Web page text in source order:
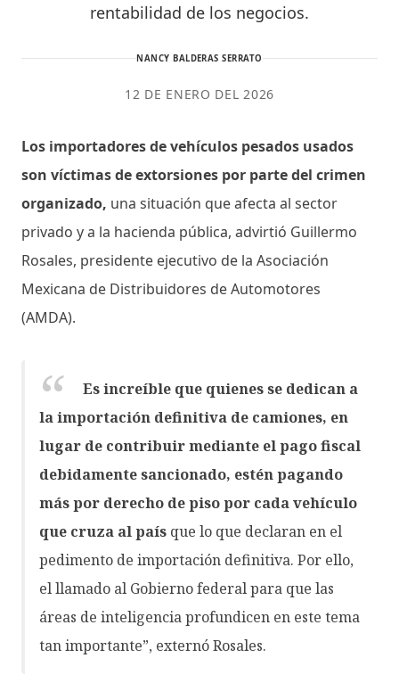
rentabilidad de los negocios.
NANCY BALDERAS SERRATO
12 DE ENERO DEL 2026
Los importadores de vehículos pesados usados
son víctimas de extorsiones por parte del crimen
organizado, una situación que afecta al sector
privado y a la hacienda pública, advirtió Guillermo
Rosales, presidente ejecutivo de la Asociación
Mexicana de Distribuidores de Automotores
(AMDA).
Es increíble que quienes se dedican a
la importación definitiva de camiones, en
lugar de contribuir mediante el pago fiscal
debidamente sancionado, estén pagando
más por derecho de piso por cada vehículo
que cruza al país que lo que declaran en el
pedimento de importación definitiva. Por ello,
el llamado al Gobierno federal para que las
áreas de inteligencia profundicen en este tema
tan importante”, externó Rosales.